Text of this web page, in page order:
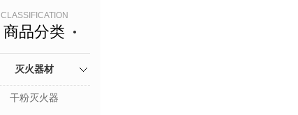
CLASSIFICATION
商品分类
灭火器材
干粉灭火器